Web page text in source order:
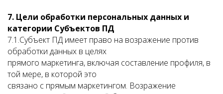
7. Цели обработки персональных данных и
категории Субъектов ПД
7.1.Субъект ПД имеет право на возражение против
обработки данных в целях
прямого маркетинга, включая составление профиля, в
той мере, в которой это
связано с прямым маркетингом. Возражение